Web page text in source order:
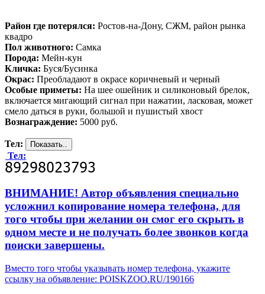
Район где потерялся: Ростов-на-Дону, СЖМ, район рынка
квадро
Пол животного: Самка
Порода: Мейн-кун
Кличка: Буся/Бусинка
Окрас: Преобладают в окрасе коричневый и черный
Особые приметы: На шее ошейник и силиконовый брелок,
включается мигающий сигнал при нажатии, ласковая, может
смело даться в руки, большой и пушистый хвост
Вознаграждение: 5000 руб.
Тел:
Тел:
ВНИМАНИЕ! Автор объявления специально
усложнил копирование номера телефона, для
того чтобы при желании он смог его скрыть в
одном месте и не получать более звонков когда
поиски завершены.
Вместо того чтобы указывать номер телефона, укажите
ссылку на объявление: POISKZOO.RU/190166